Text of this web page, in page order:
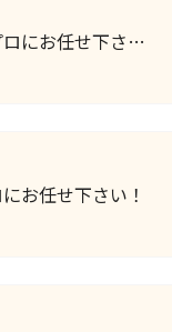
にお任せ下さ…
お任せ下さい！